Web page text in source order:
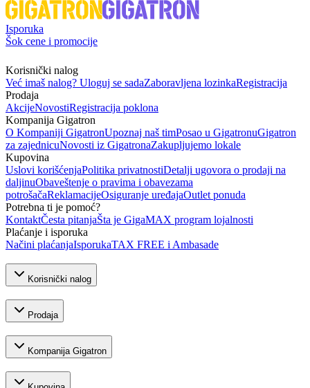
Isporuka
Šok cene i promocije
Korisnički nalog
Već imaš nalog? Uloguj se sadaZaboravljena lozinkaRegistracija
Prodaja
AkcijeNovostiRegistracija poklona
Kompanija Gigatron
O Kompaniji GigatronUpoznaj naš timPosao u GigatronuGigatron
za zajednicuNovosti iz GigatronaZakupljujemo lokale
Kupovina
Uslovi korišćenjaPolitika privatnostiDetalji ugovora o prodaji na
daljinuObaveštenje o pravima i obavezama
potrošačaReklamacijeOsiguranje uređajaOutlet ponuda
Potrebna ti je pomoć?
KontaktČesta pitanjaŠta je GigaMAX program lojalnosti
Plaćanje i isporuka
Načini plaćanjaIsporukaTAX FREE i Ambasade
Korisnički nalog
Prodaja
Kompanija Gigatron